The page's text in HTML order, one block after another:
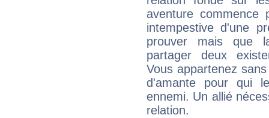
aventure commence
intempestive d'une
prouver mais que
partager deux
Vous appartenez
d'amante pour qui
ennemi. Un allié
relation.